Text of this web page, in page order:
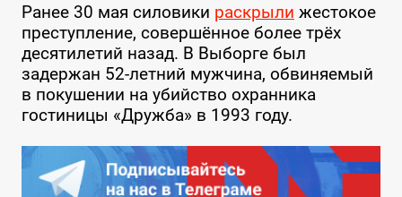
Ранее 30 мая силовики раскрыли жестокое
преступление, совершённое более трёх
десятилетий назад. В Выборге был
задержан 52-летний мужчина, обвиняемый
в покушении на убийство охранника
гостиницы «Дружба» в 1993 году.